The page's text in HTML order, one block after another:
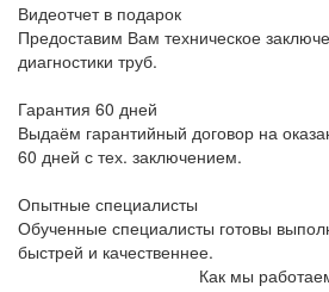
Видеотчет в подарок
Предоставим Вам техническое
диагностики труб.
Гарантия 60 дней
Выдаём гарантийный договор на
60 дней с тех. заключением.
Опытные специалисты
Обученные специалисты готовы
быстрей и качественнее.
Как мы